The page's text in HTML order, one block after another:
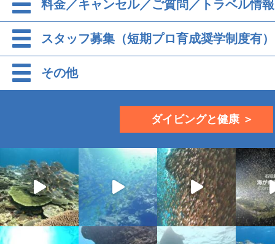
料金／キャンセル／ご質問／トラベル情報
スタッフ募集（短期プロ育成奨学制度有）
その他
ダイビングと健康 ＞